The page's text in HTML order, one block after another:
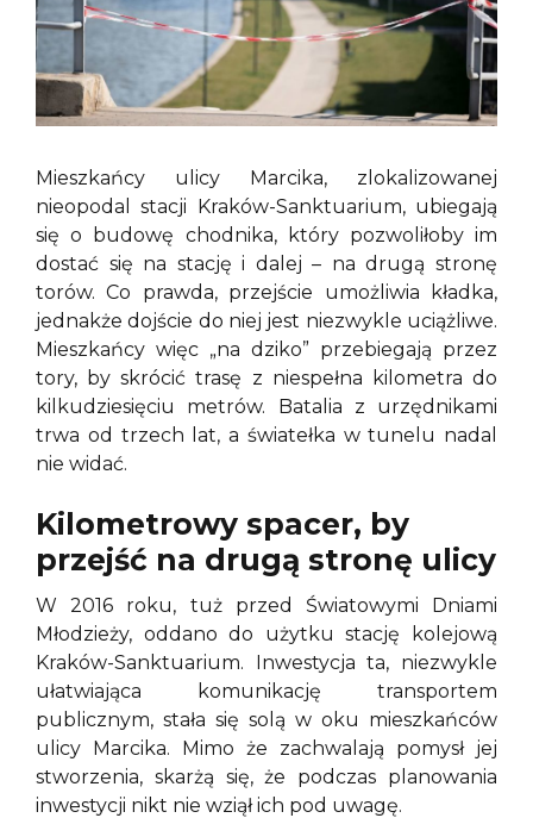
Mieszkańcy ulicy Marcika, zlokalizowanej
nieopodal stacji Kraków-Sanktuarium, ubiegają
się o budowę chodnika, który pozwoliłoby im
dostać się na stację i dalej – na drugą stronę
torów. Co prawda, przejście umożliwia kładka,
jednakże dojście do niej jest niezwykle uciążliwe.
Mieszkańcy więc „na dziko” przebiegają przez
tory, by skrócić trasę z niespełna kilometra do
kilkudziesięciu metrów. Batalia z urzędnikami
trwa od trzech lat, a światełka w tunelu nadal
nie widać.
Kilometrowy spacer, by
przejść na drugą stronę ulicy
W 2016 roku, tuż przed Światowymi Dniami
Młodzieży, oddano do użytku stację kolejową
Kraków-Sanktuarium. Inwestycja ta, niezwykle
ułatwiająca komunikację transportem
publicznym, stała się solą w oku mieszkańców
ulicy Marcika. Mimo że zachwalają pomysł jej
stworzenia, skarżą się, że podczas planowania
inwestycji nikt nie wziął ich pod uwagę.